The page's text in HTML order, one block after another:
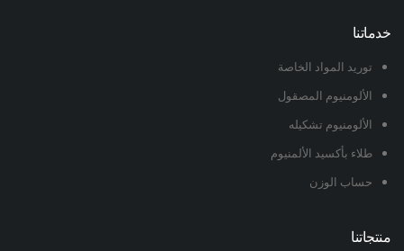
خدماتنا
توريد المواد الخاصة
الألومنيوم المصقول
الألومنيوم تشكيله
طلاء بأكسيد الألمنيوم
حساب الوزن
منتجاتنا